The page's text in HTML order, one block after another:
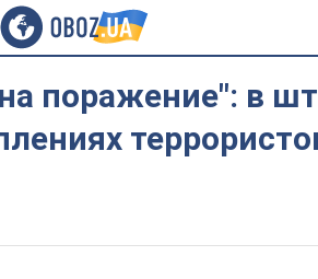
поражение": в